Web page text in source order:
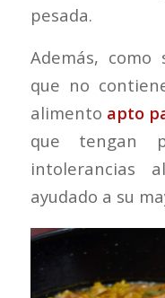
pesada.
Además,
que no
alimento apto
que tengan
intolerancias
ayudado a su